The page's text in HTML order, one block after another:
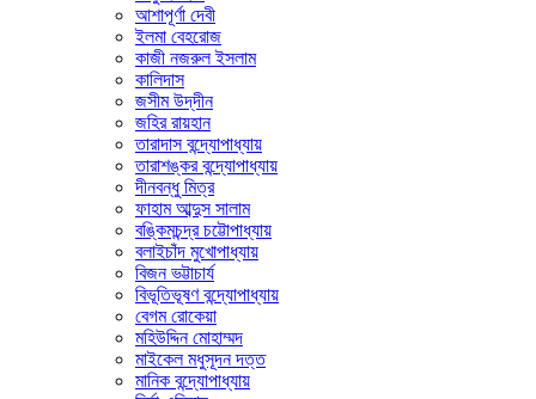
আশাপূর্ণা দেবী
ইলমা বেহরোজ
কাজী নজরুল ইসলাম
কালিদাস
জসীম উদ্‌দীন
জহির রায়হান
তারাদাস বন্দ্যোপাধ্যায়
তারাশঙ্কর বন্দ্যোপাধ্যায়
দীনবন্ধু মিত্র
ফাহাম আব্দুস সালাম
বঙ্কিমচন্দ্র চট্টোপাধ্যায়
বলাইচাঁদ মুখোপাধ্যায়
বিজন ভট্টাচার্য
বিভূতিভূষণ বন্দ্যোপাধ্যায়
বেগম রোকেয়া
মহিউদ্দিন মোহাম্মদ
মাইকেল মধুসূদন দত্ত
মানিক বন্দ্যোপাধ্যায়